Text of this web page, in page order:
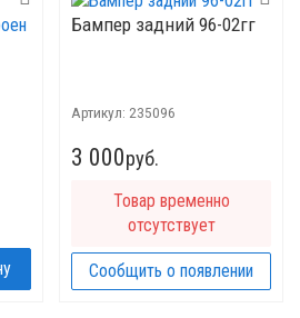
Бампер задний 96-02гг
Артикул: 235096
3 000руб.
Товар временно
отсутствует
Сообщить о появлении